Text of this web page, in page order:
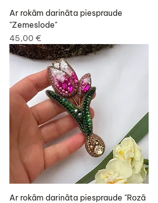
Ar rokām darināta piespraude
"Zemeslode"
Cena
45,00 €
Ar rokām darināta piespraude "Rozā